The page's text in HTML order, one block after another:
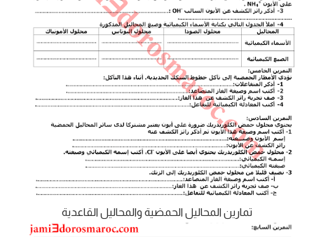
تمارين المحاليل الحمضية والمحاليل القاعدية